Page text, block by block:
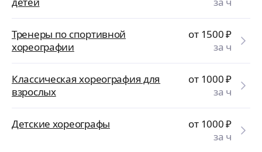
Тренеры по спортивной
хореографии
от 1500₽
за ч
Классическая хореография для
взрослых
от 1000₽
за ч
Детские хореографы от 1000₽
за ч